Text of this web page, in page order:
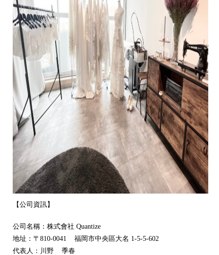
【公司資訊】
公司名稱：株式會社 Quantize
地址：〒810-0041 福岡市中央區大名 1-5-5-602
代表人：川野 季春